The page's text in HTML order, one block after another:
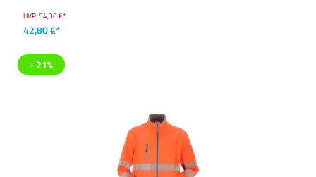
UVP:54,36 €*
42,80 €*
- 21%